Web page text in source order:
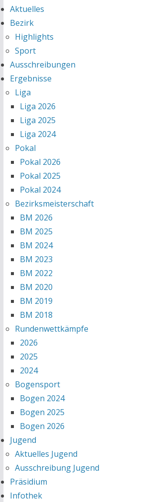
Aktuelles
Bezirk
Highlights
Sport
Ausschreibungen
Ergebnisse
Liga
Liga 2026
Liga 2025
Liga 2024
Pokal
Pokal 2026
Pokal 2025
Pokal 2024
Bezirksmeisterschaft
BM 2026
BM 2025
BM 2024
BM 2023
BM 2022
BM 2020
BM 2019
BM 2018
Rundenwettkämpfe
2026
2025
2024
Bogensport
Bogen 2024
Bogen 2025
Bogen 2026
Jugend
Aktuelles Jugend
Ausschreibung Jugend
Präsidium
Infothek